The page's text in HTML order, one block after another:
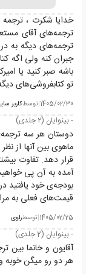
خدایا شکرت ،
ترجمه‌های آقای
ترجمه‌های دیگه به
جبران کنه ولی اگه
باشه صبر کنید یا
تو کتابفروشی‌های
1405/02/30
|توسطکاربر
- بینوایان (۲ جلدی)
دوستان هر سه
ماهوی بین آنها از
قرار دهد. تفاوت
آمده به آن پی
بودجه‌ی خود یافتید
قیمت‌های فعلی به
1405/02/25
|توسطراوی
- بینوایان (2 جلدی)
آقایون و خانما بین
هر دو رو میگن خوبه